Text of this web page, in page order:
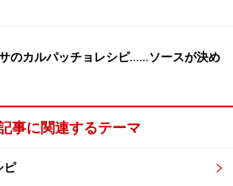
のカルパッチョレシピ……ソースが決め
事に関連するテーマ
ピ